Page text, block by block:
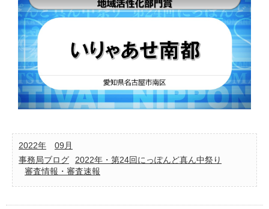
2022年
09月
事務局ブログ
2022年・第24回にっぽんど真ん中祭り
審査情報・審査速報